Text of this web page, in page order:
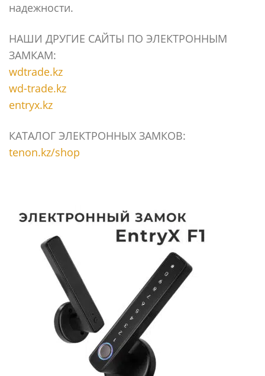
надежности.
НАШИ ДРУГИЕ САЙТЫ ПО ЭЛЕКТРОННЫМ
ЗАМКАМ:
wdtrade.kz
wd-trade.kz
entryx.kz
КАТАЛОГ ЭЛЕКТРОННЫХ ЗАМКОВ:
tenon.kz/shop